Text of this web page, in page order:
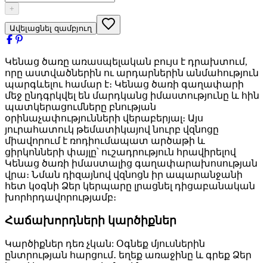
+
Ավելացնել զամբյուղ
Կենաց ծառը առասպելական բույս է դրախտում,
որը աստվածներին ու արդարներին անմահություն
պարգևելու համար է։ Կենաց ծառի գաղափարի
մեջ ընդգրկվել են մարդկանց իմաստությունը և հին
պատկերացումները բնության
օրինաչափությունների վերաբերյալ։ Այս
յուրահատուկ թեմատիկայով նուրբ վզնոցը
միավորում է ռոդիումապատ արծաթի և
ցիրկոնների փայլը՝ ուշադրություն հրավիրելով
Կենաց ծառի իմաստալից գաղափարախոսության
վրա։ Նման դիզայնով վզնոցն իր ապարանջանի
հետ կօգնի Ձեր կերպարը լրացնել դիցաբանական
խորհրդավորությամբ։
Հաճախորդների կարծիքներ
Կարծիքներ դեռ չկան: Օգնեք մյուսներին
ընտրության հարցում․ եղեք առաջինը և գրեք Ձեր